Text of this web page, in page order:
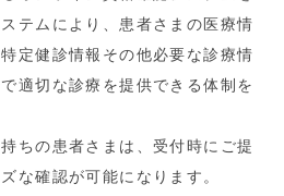
テムにより、患者さまの医療情
定健診情報その他必要な診療情
適切な診療を提供できる体制を
ちの患者さまは、受付時にご提
な確認が可能になります。